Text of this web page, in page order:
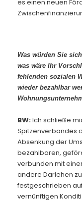
es einen neuen
Was würden Sie
was wäre Ihr
fehlenden sozialen
wieder bezahlbar
BW:Ich schließe
Spitzenverbandes
Absenkung der
bezahlbaren,
verbunden mit
andere Darlehen
festgeschrieben
vernünftigen